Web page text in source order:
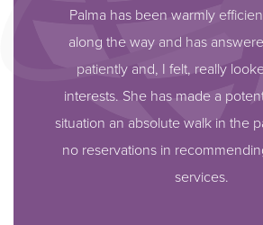
Palma has been warmly
along the way and has
patiently and, I felt, really
interests. She has made a
situation an absolute walk in the
no reservations in
services.